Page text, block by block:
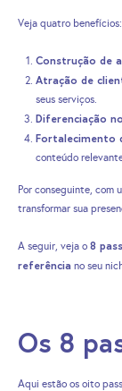
Veja quatro benefícios:
Construção de
Atração de
seus serviços.
Diferenciação
Fortalecimento
conteúdo
Por conseguinte, com
transformar sua
A seguir, veja o 8
referência no seu
Os 8
Aqui estão os oito